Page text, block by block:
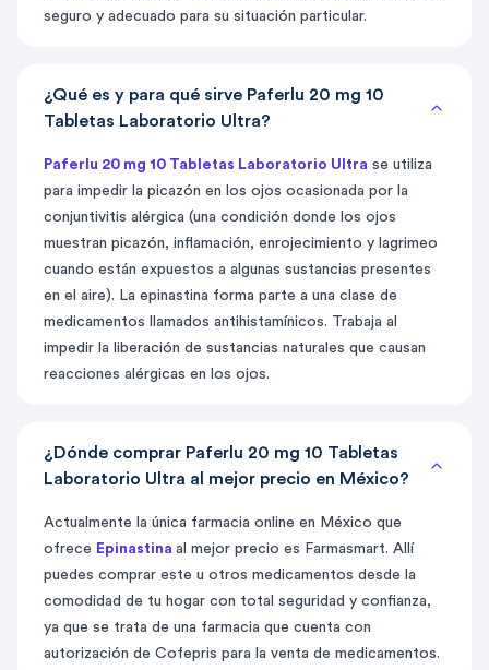
seguro y adecuado para su situación particular.
¿Qué es y para qué sirve Paferlu 20 mg 10
Tabletas Laboratorio Ultra?
Paferlu 20 mg 10 Tabletas Laboratorio Ultra se utiliza
para impedir la picazón en los ojos ocasionada por la
conjuntivitis alérgica (una condición donde los ojos
muestran picazón, inflamación, enrojecimiento y lagrimeo
cuando están expuestos a algunas sustancias presentes
en el aire). La epinastina forma parte a una clase de
medicamentos llamados antihistamínicos. Trabaja al
impedir la liberación de sustancias naturales que causan
reacciones alérgicas en los ojos.
¿Dónde comprar Paferlu 20 mg 10 Tabletas
Laboratorio Ultra al mejor precio en México?
Actualmente la única farmacia online en México que
ofrece Epinastina al mejor precio es Farmasmart. Allí
puedes comprar este u otros medicamentos desde la
comodidad de tu hogar con total seguridad y confianza,
ya que se trata de una farmacia que cuenta con
autorización de Cofepris para la venta de medicamentos.